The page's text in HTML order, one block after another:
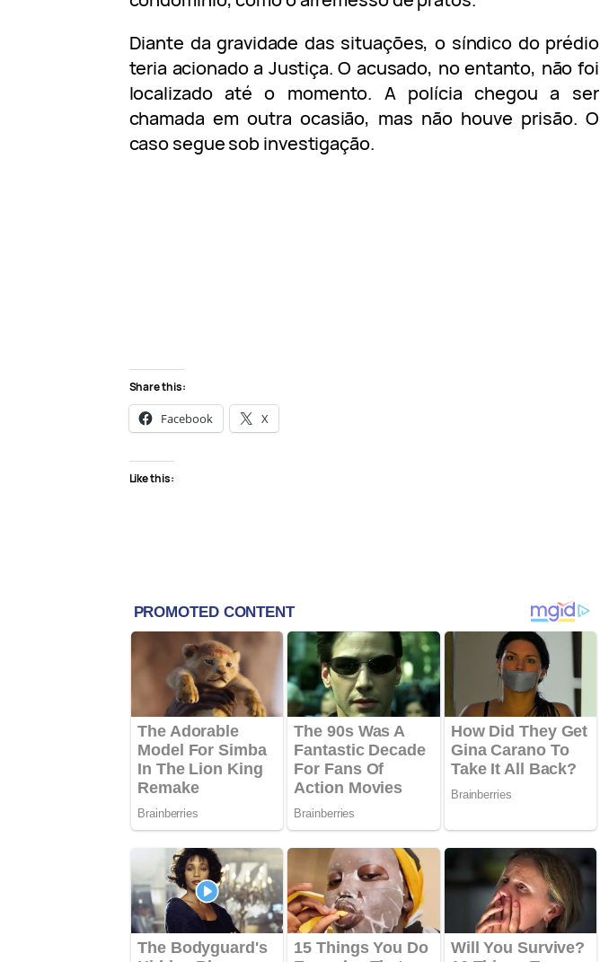
Diante da gravidade das situações, o síndico do prédio
teria acionado a Justiça. O acusado, no entanto, não foi
localizado até o momento. A polícia chegou a ser
chamada em outra ocasião, mas não houve prisão. O
caso segue sob investigação.
Share this:
Facebook X
Like this: